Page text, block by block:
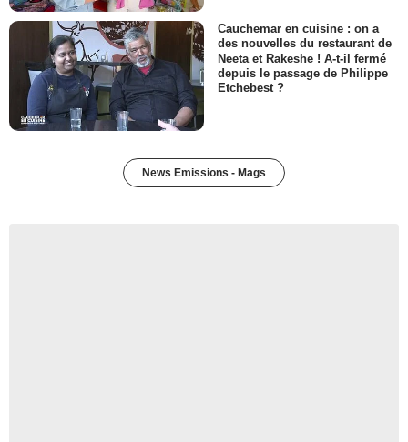
Cauchemar en cuisine : on a
des nouvelles du restaurant de
Neeta et Rakeshe ! A-t-il fermé
depuis le passage de Philippe
Etchebest ?
News Emissions - Mags